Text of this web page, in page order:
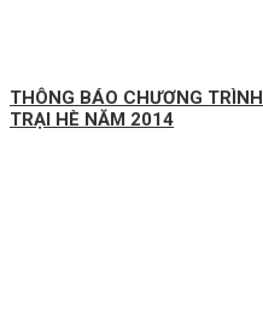
THÔNG BÁO CHƯƠNG TRÌNH
TRẠI HÈ NĂM 2014